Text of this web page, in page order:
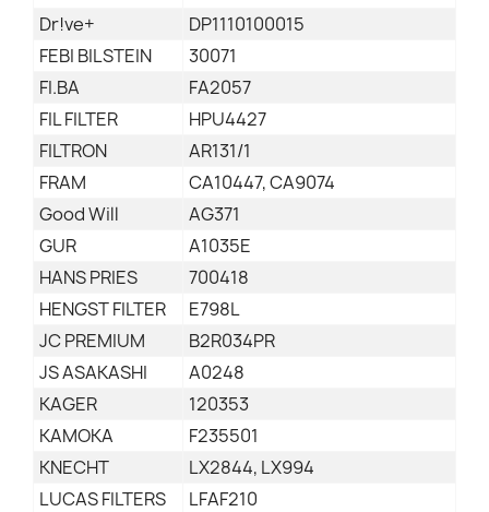
Dr!ve+
DP1110100015
FEBI BILSTEIN
30071
FI.BA
FA2057
FIL FILTER
HPU4427
FILTRON
AR131/1
FRAM
CA10447, CA9074
Good Will
AG371
GUR
A1035E
HANS PRIES
700418
HENGST FILTER
E798L
JC PREMIUM
B2R034PR
JS ASAKASHI
A0248
KAGER
120353
KAMOKA
F235501
KNECHT
LX2844, LX994
LUCAS FILTERS
LFAF210